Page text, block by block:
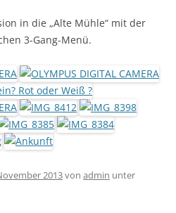
in die „Alte Mühle“ mit der
3-Gang-Menü.
2013von admin unter